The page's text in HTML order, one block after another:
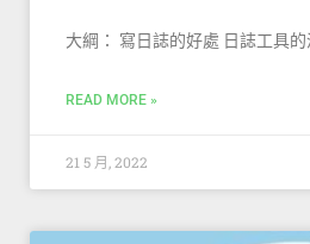
大綱： 寫日誌的好處 日誌工具
READ MORE »
21 5 月, 2022